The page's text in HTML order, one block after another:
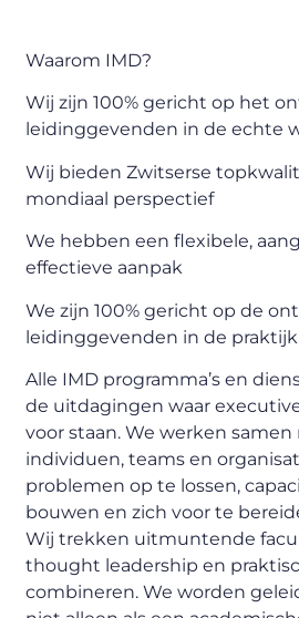
Waarom IMD?
Wij zijn 100% gericht op het
leidinggevenden in de echte
Wij bieden Zwitserse
mondiaal perspectief
We hebben een flexibele,
effectieve aanpak
We zijn 100% gericht op de
leidinggevenden in de praktijk
Alle IMD programma’s en
de uitdagingen waar
voor staan. We werken
individuen, teams en
problemen op te lossen,
bouwen en zich voor te
Wij trekken uitmuntende
thought leadership en
combineren. We worden